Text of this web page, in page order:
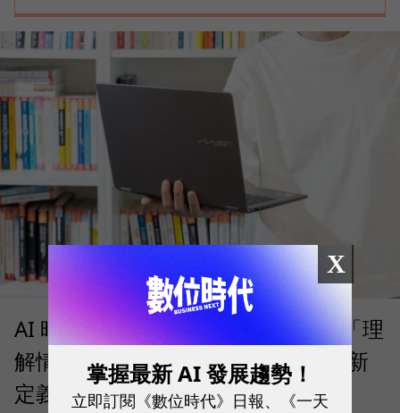
AI 時代的行動生產力：MSI 如何用「理
解情境」的 Prestige 14 Flip AI+ 重新
定義商務筆電與 Copilot+ PC？
X
掌握最新 AI 發展趨勢！
立即訂閱《數位時代》日報、《一天